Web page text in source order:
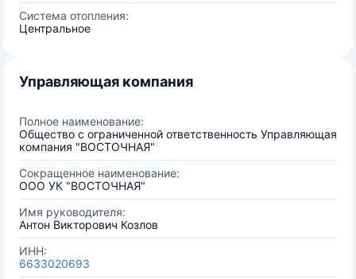
Система отопления:
Центральное
Управляющая компания
Полное наименование:
Общество с ограниченной ответственность Управляющая
компания "ВОСТОЧНАЯ"
Сокращенное наименование:
ООО УК "ВОСТОЧНАЯ"
Имя руководителя:
Антон Викторович Козлов
ИНН:
6633020693